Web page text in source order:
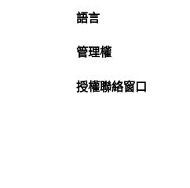
語言
管理權
授權聯絡窗口